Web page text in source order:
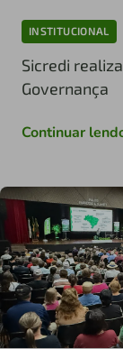
INSTITUCIONAL
Sicredi
Governança
Continuar